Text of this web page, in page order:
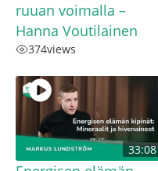
ruuan voimalla –
Hanna Voutilainen
374views
33:08